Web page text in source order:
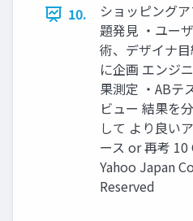
10.
ショッピング
題発見 ・ユー
術、デザイナ
に企画 エンジ
果測定 ・ABテ
ビュー 結果を
して より良い
ース or 再考
Yahoo Japan
Reserved